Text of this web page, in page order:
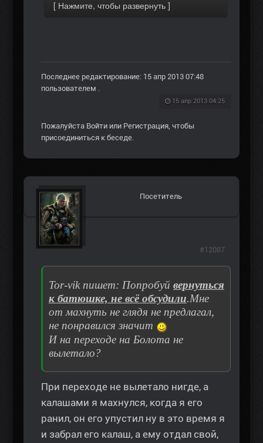
Последнее редактирование: 15 апр 2013 07:48
пользователем .
15 апр 2013 04:25
Пожалуйста Войти или Регистрация, чтобы
присоединиться к беседе.
Посетитель
Tor-vik пишет: Попробуй вернуться
к батюшке, не всё обсудили.Мне
от махнуть не глядя не предлагал,
не понравился значит
И на переходе на Болота не
вылетало?
При переходе не вылетало нигде, а
калашами я махнулся, когда я его
ранил, он его упустил ну в это время я
и забрал его калаш, а ему отдал свой,
#12087